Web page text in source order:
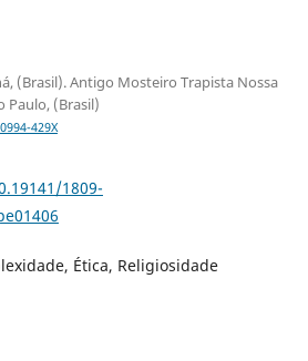
(Brasil). Antigo Mosteiro Trapista Nossa
Paulo, (Brasil)
429X
1809-
Ética, Religiosidade